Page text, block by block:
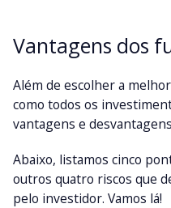
Vantagens dos
Além de escolher a
como todos os
vantagens e
Abaixo, listamos cinco
outros quatro riscos que
pelo investidor. Vamos lá!